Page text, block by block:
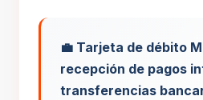
💼 Tarjeta de débito
recepción de pagos
transferencias